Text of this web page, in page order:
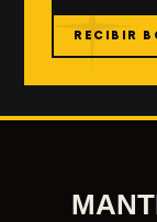
RECIBIR